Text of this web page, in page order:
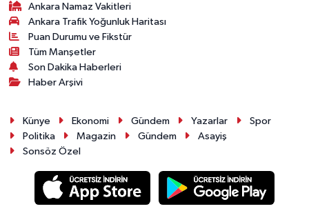
Ankara Namaz Vakitleri
Ankara Trafik Yoğunluk Haritası
Puan Durumu ve Fikstür
Tüm Manşetler
Son Dakika Haberleri
Haber Arşivi
Künye Ekonomi Gündem Yazarlar
Spor
Politika
Magazin Gündem
Asayiş
Sonsöz Özel
Sağlık
Seri İlan
Siyaset
Sokak Hayvanlarını Sahiplendirme
Sonsöz Özel
Spor